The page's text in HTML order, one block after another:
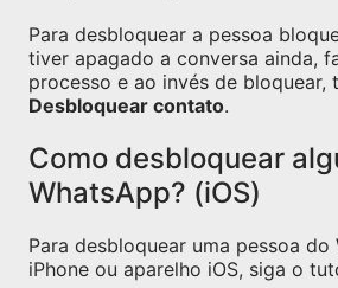
Para desbloquear a pessoa
tiver apagado a conversa ainda,
processo e ao invés de bloquear,
Desbloquear contato.
Como desbloquear
WhatsApp? (iOS)
Para desbloquear uma pessoa do
iPhone ou aparelho iOS, siga o